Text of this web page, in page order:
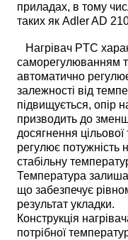
приладах, в тому
таких як Adler AD
Нагрівач PTC
саморегулюванням
автоматично
залежності від
підвищується, опір
призводить до
досягнення
регулює потужність
стабільну
Температура
що забезпечує
результат укладки.
Конструкція
потрібної